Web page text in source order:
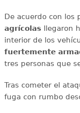
De acuerdo con los
agrícolasllegaron
interior de los
fuertemente
tres personas que
Tras cometer el
fuga con rumbo